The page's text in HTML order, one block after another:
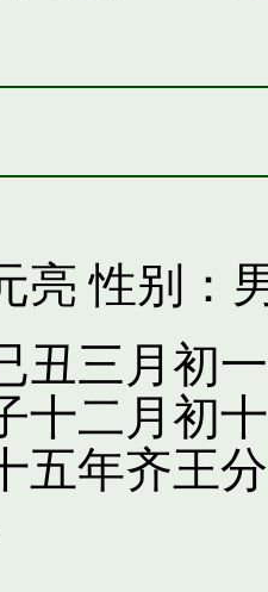
亮 性别：
丑三月初
十二月初
五年齐王